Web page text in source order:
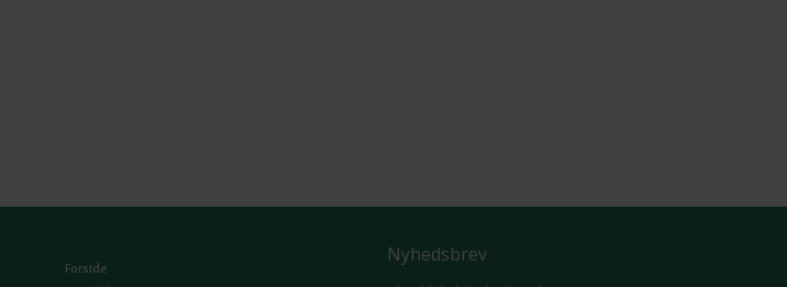
Forside
Nyhedsbrev